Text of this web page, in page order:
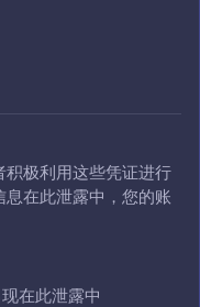
极利用这些凭证进行
在此泄露中，您的账
在此泄露中